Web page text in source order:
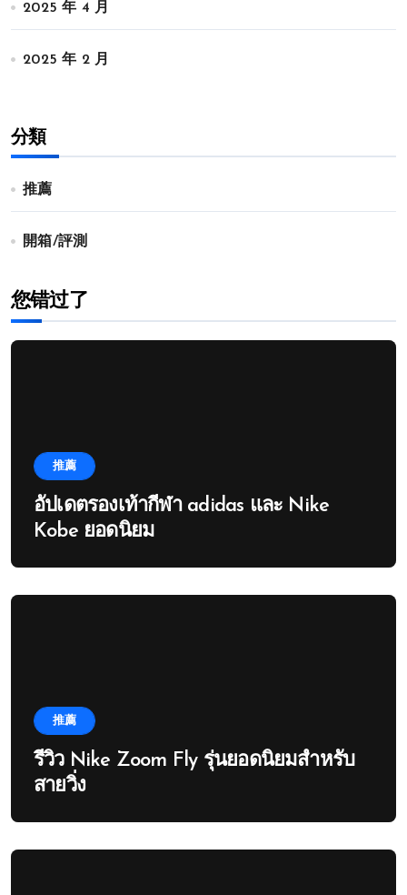
2025 年 4 月
2025 年 2 月
分類
推薦
開箱/評測
您错过了
推薦
อัปเดตรองเท้ากีฬา adidas และ Nike
Kobe ยอดนิยม
推薦
รีวิว Nike Zoom Fly รุ่นยอดนิยมสำหรับ
สายวิ่ง